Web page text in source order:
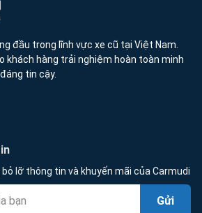
đầu trong lĩnh vực xe cũ tại Việt Nam.
khách hàng trải nghiệm hoàn toàn minh
tin cậy.
lỡ thông tin và khuyến mãi của Carmudi
Gửi